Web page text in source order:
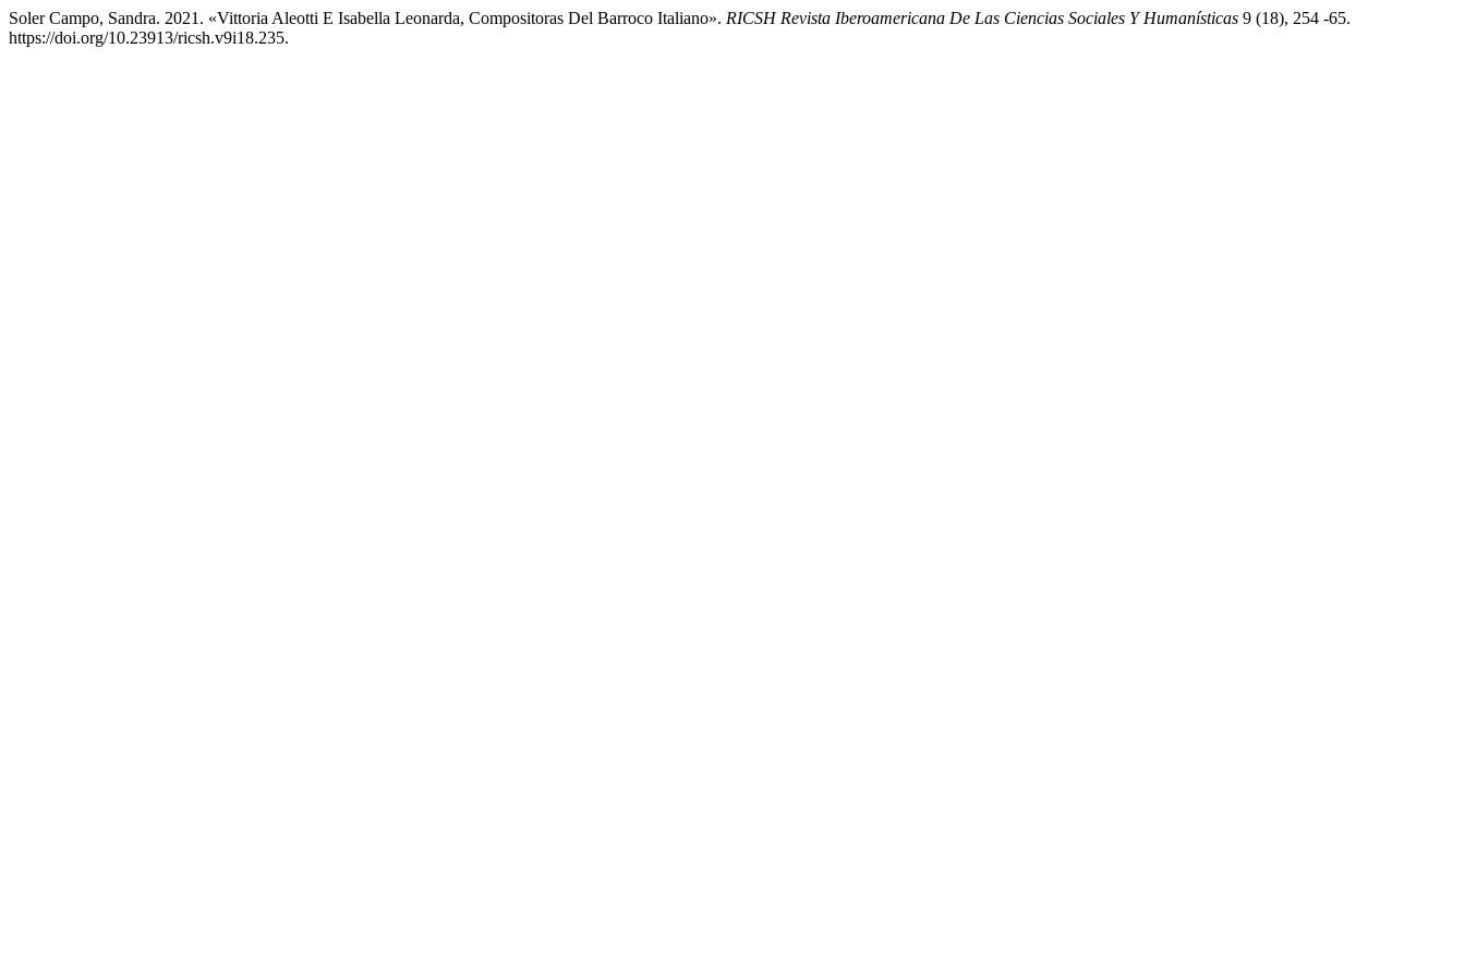
Soler Campo, Sandra. 2021. «Vittoria Aleotti E Isabella Leonarda, Compositoras Del Barroco Italiano». RICSH Revista Iberoamericana De Las Ciencias Sociales Y Humanísticas 9 (18), 254 -65.
https://doi.org/10.23913/ricsh.v9i18.235.